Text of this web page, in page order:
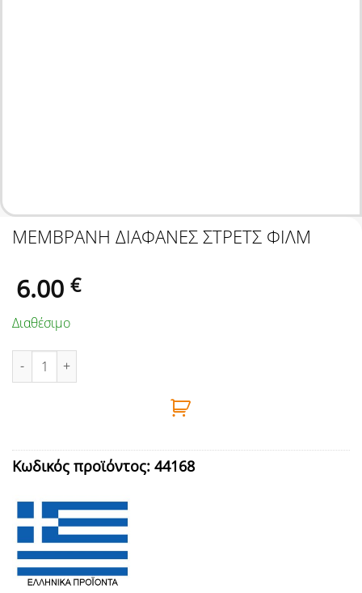
ΜΕΜΒΡΑΝΗ ΔΙΑΦΑΝΕΣ ΣΤΡΕΤΣ ΦΙΛΜ
6.00 €
Διαθέσιμο
ΜΕΜΒΡΑΝΗ ΔΙΑΦΑΝΕΣ ΣΤΡΕΤΣ ΦΙΛΜ ποσότητα
Κωδικός προϊόντος: 44168